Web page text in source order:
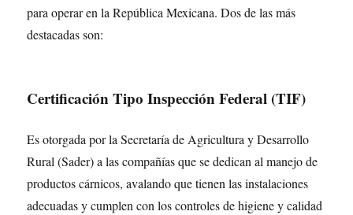
para operar en la República Mexicana. Dos de las más
destacadas son:
Certificación Tipo Inspección Federal (TIF)
Es otorgada por la Secretaría de Agricultura y Desarrollo
Rural (Sader) a las compañías que se dedican al manejo de
productos cárnicos, avalando que tienen las instalaciones
adecuadas y cumplen con los controles de higiene y calidad